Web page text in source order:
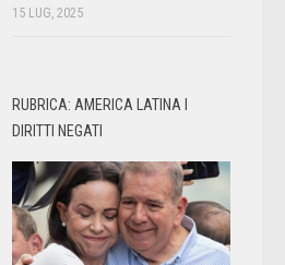
15 LUG, 2025
RUBRICA: AMERICA LATINA I
DIRITTI NEGATI